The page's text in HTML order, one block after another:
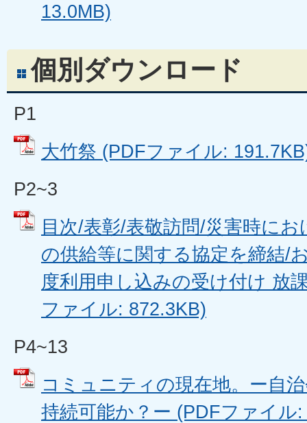
13.0MB)
個別ダウンロード
P1
大竹祭 (PDFファイル:
P2~3
目次/表彰/表敬訪問/災害時に
の供給等に関する協定を締結/
度利用申し込みの受け付け 放
ファイル: 872.3KB)
P4~13
コミュニティの現在地。ー自
持続可能か？ー (PDFファイル